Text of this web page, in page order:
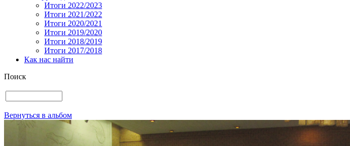
Итоги 2022/2023
Итоги 2021/2022
Итоги 2020/2021
Итоги 2019/2020
Итоги 2018/2019
Итоги 2017/2018
Как нас найти
Поиск
Вернуться в альбом